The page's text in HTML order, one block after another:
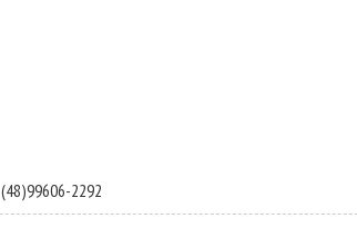
(48)99606-2292